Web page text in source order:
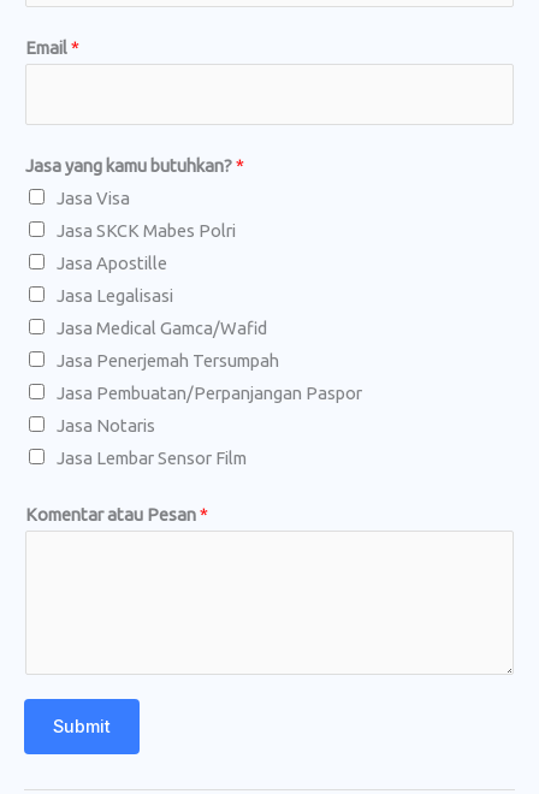
e
e
p
o
n
Email*
Jasa yang kamu butuhkan?*
Jasa Visa
Jasa SKCK Mabes Polri
Jasa Apostille
Jasa Legalisasi
Jasa Medical Gamca/Wafid
Jasa Penerjemah Tersumpah
Jasa Pembuatan/Perpanjangan Paspor
Jasa Notaris
Jasa Lembar Sensor Film
Komentar atau Pesan*
Submit